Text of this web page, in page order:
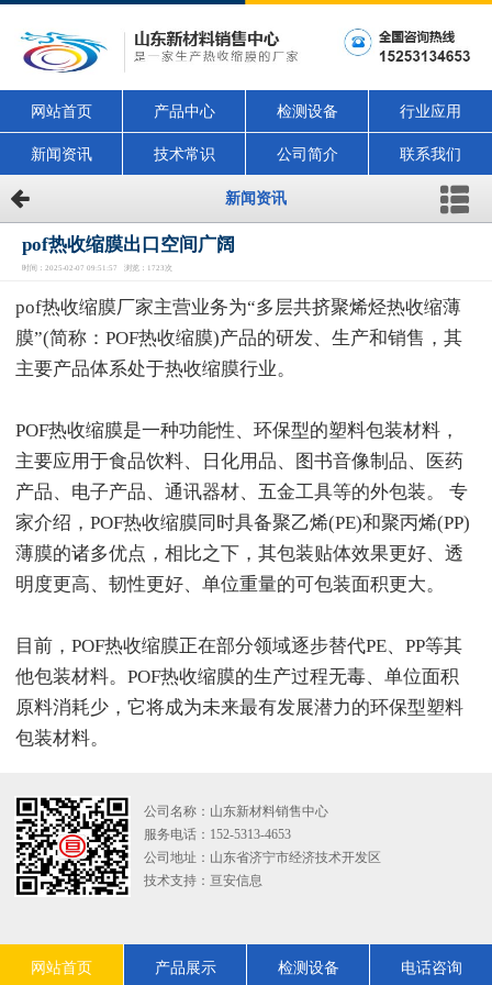
网站首页 产品中心 检测设备 行业应用
新闻资讯 技术常识 公司简介 联系我们
新闻资讯
pof热收缩膜出口空间广阔
时间：2025-02-07 09:51:57 浏览：1723次
pof热收缩膜厂家主营业务为“多层共挤聚烯烃热收缩薄
膜”(简称：POF热收缩膜)产品的研发、生产和销售，其
主要产品体系处于热收缩膜行业。
POF热收缩膜是一种功能性、环保型的塑料包装材料，
主要应用于食品饮料、日化用品、图书音像制品、医药
产品、电子产品、通讯器材、五金工具等的外包装。 专
家介绍，POF热收缩膜同时具备聚乙烯(PE)和聚丙烯(PP)
薄膜的诸多优点，相比之下，其包装贴体效果更好、透
明度更高、韧性更好、单位重量的可包装面积更大。
目前，POF热收缩膜正在部分领域逐步替代PE、PP等其
他包装材料。POF热收缩膜的生产过程无毒、单位面积
原料消耗少，它将成为未来最有发展潜力的环保型塑料
包装材料。
公司名称：山东新材料销售中心
服务电话：152-5313-4653
公司地址：山东省济宁市经济技术开发区
技术支持： 亘安信息
网站首页 产品展示 检测设备 电话咨询